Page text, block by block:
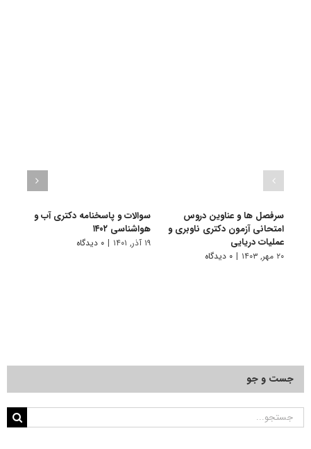
سرفصل ها و عناوین دروس
امتحانی آزمون دکتری ناوبری و
عملیات دریایی
۲۰ مهر, ۱۴۰۳ | ۰ دیدگاه
سوالات و پاسخنامه دکتری آب و
هواشناسی ۱۴۰۲
۱۹ آذر, ۱۴۰۱ | ۰ دیدگاه
جست و جو
جستجو